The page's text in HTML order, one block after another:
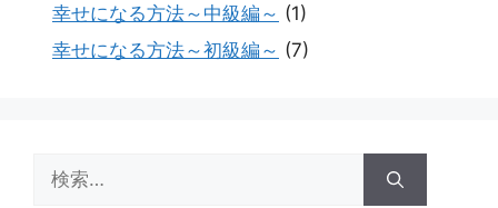
幸せになる方法～中級編～ (1)
幸せになる方法～初級編～ (7)
索: